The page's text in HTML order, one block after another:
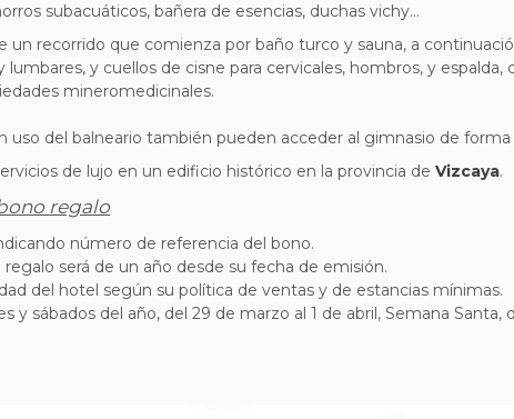
subacuáticos, bañera de esencias, duchas vichy…
un recorrido que comienza por baño turco y sauna, a
lumbares, y cuellos de cisne para cervicales, hombros, y
mineromedicinales.
uso del balneario también pueden acceder al gimnasio de
de lujo en un edificio histórico en la provincia de Vizcaya.
regalo
número de referencia del bono.
será de un año desde su fecha de emisión.
del hotel según su política de ventas y de estancias mínimas.
y sábados del año, del 29 de marzo al 1 de abril, Semana